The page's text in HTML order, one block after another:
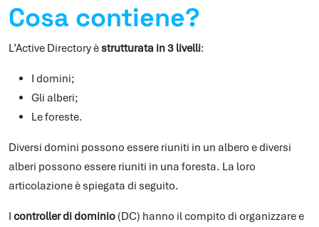
Cosa contiene?
L’Active Directory èstrutturata in 3 livelli:
I domini;
Gli alberi;
Le foreste.
Diversi domini possono essere riuniti in un albero e diversi
alberi possono essere riuniti in una foresta. La loro
articolazione è spiegata di seguito.
I controller di dominio (DC) hanno il compito di organizzare e